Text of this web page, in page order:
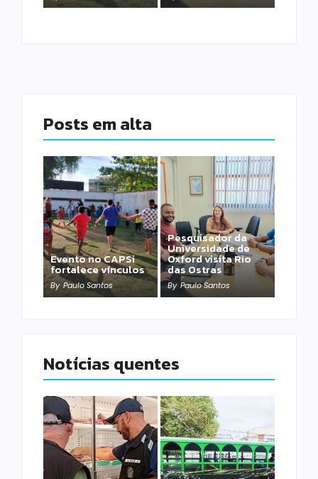
Posts em alta
Evento no CAPSi
fortalece vínculos
By Paulo Santos
Pesquisador da
Universidade de
Oxford visita Rio
das Ostras
By Paulo Santos
Notícias quentes